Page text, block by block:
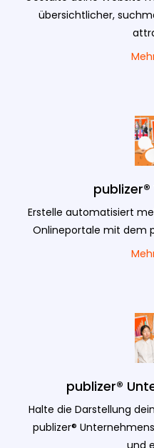
übersichtlicher,
Erstelle automatisiert
Onlineportale mit dem
publizer®
Halte die Darstellung
publizer®